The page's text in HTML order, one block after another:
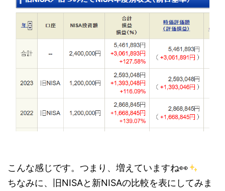
こんな感じです。つまり、増えていますね👀
ちなみに、旧NISAと新NISAの比較を表にしてみま